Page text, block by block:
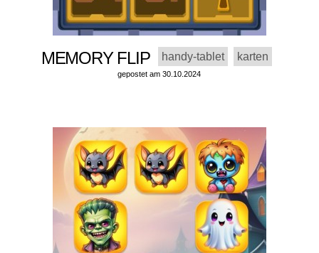
MEMORY FLIP handy-tablet karten
gepostet am 30.10.2024